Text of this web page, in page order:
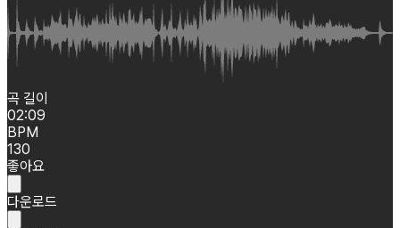
곡 길이
02:09
BPM
130
좋아요
다운로드